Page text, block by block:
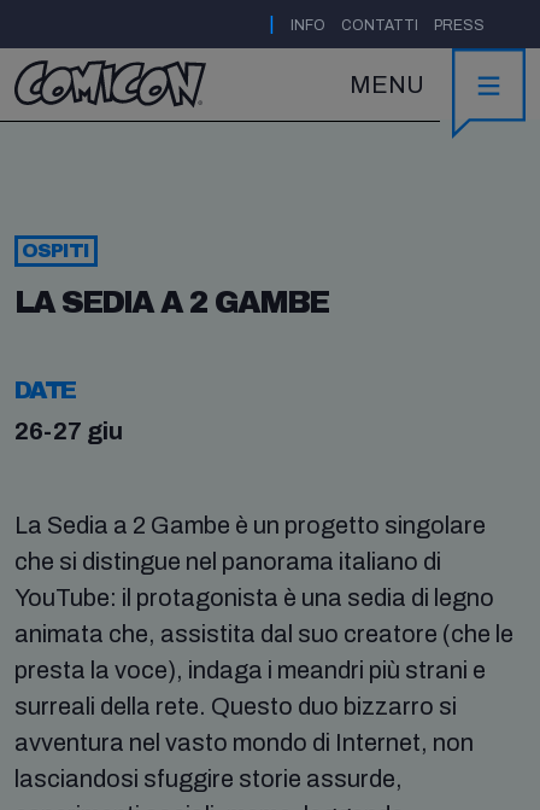
INFO CONTATTI PRESS
MENU
OSPITI
LA SEDIA A 2 GAMBE
DATE
26-27 giu
La Sedia a 2 Gambe è un progetto singolare
che si distingue nel panorama italiano di
YouTube: il protagonista è una sedia di legno
animata che, assistita dal suo creatore (che le
presta la voce), indaga i meandri più strani e
surreali della rete. Questo duo bizzarro si
avventura nel vasto mondo di Internet, non
lasciandosi sfuggire storie assurde,